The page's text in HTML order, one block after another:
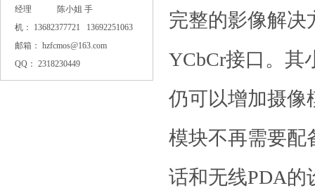
经理 陈小姐 手
机： 13682377721 13692251063
邮箱： hzfcmos@163.com
QQ： 2318230449
完整的影像解决
YCbCr接口。其
仍可以增加摄像
模块不再需要配
话和无线PDA的